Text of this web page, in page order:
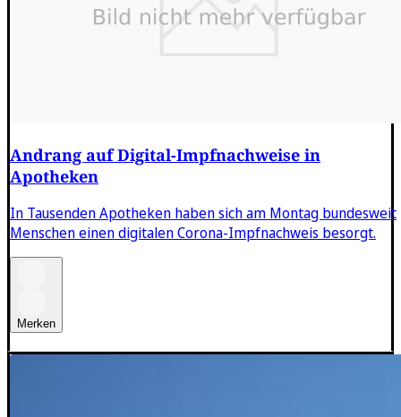
Andrang auf Digital-Impfnachweise in
Apotheken
In Tausenden Apotheken haben sich am Montag bundesweit
Menschen einen digitalen Corona-Impfnachweis besorgt.
Merken